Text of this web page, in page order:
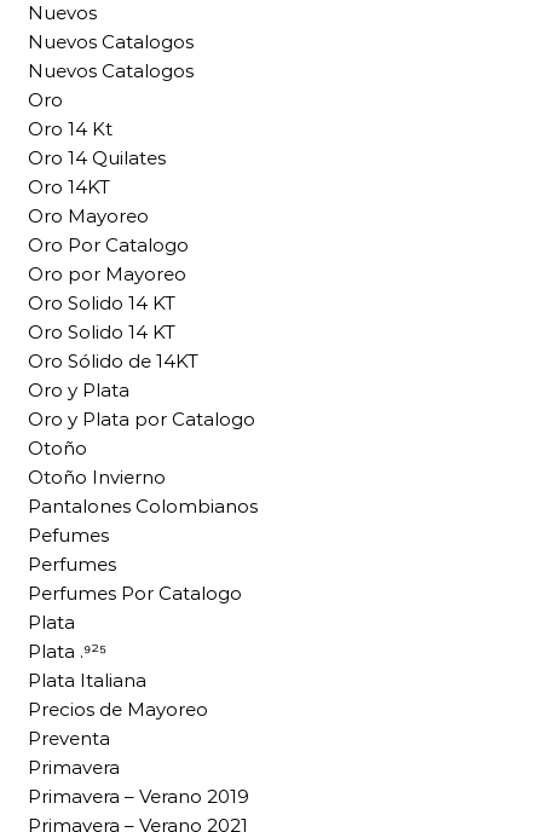
Nuevos
Nuevos Catalogos
Nuevos Catalogos
Oro
Oro 14 Kt
Oro 14 Quilates
Oro 14KT
Oro Mayoreo
Oro Por Catalogo
Oro por Mayoreo
Oro Solido 14 KT
Oro Solido 14 KT
Oro Sólido de 14KT
Oro y Plata
Oro y Plata por Catalogo
Otoño
Otoño Invierno
Pantalones Colombianos
Pefumes
Perfumes
Perfumes Por Catalogo
Plata
Plata .⁹²⁵
Plata Italiana
Precios de Mayoreo
Preventa
Primavera
Primavera – Verano 2019
Primavera – Verano 2021